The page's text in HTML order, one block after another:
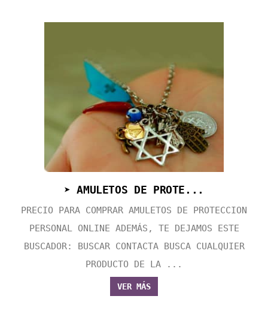
➤ AMULETOS DE PROTE...
PRECIO PARA COMPRAR AMULETOS DE PROTECCION
PERSONAL ONLINE ADEMÁS, TE DEJAMOS ESTE
BUSCADOR: BUSCAR CONTACTA BUSCA CUALQUIER
PRODUCTO DE LA ...
VER MÁS